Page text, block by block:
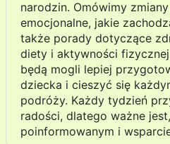
narodzin. Omówimy
emocjonalne, jakie
także porady dotyczące
diety i aktywności
będą mogli lepiej
dziecka i cieszyć się
podróży. Każdy tydzień
radości, dlatego ważne
poinformowanym i